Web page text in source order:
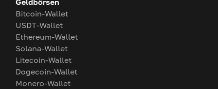
Geldbörsen
Bitcoin-Wallet
USDT-Wallet
Ethereum-Wallet
Solana-Wallet
Litecoin-Wallet
Dogecoin-Wallet
Monero-Wallet